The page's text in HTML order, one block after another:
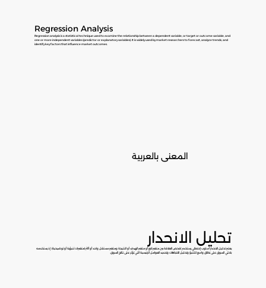
Regression Analysis
Regression analysis is a statistical technique used to examine the relationship between a dependent variable, or target or outcome variable, and
one or more independent variables (predictor or explanatory variables). It is widely used by market researchers to forecast, analyze trends, and
identify key factors that influence market outcomes.
المعنى بالعربية
تحليل الانحدار
يعتبر تحليل الانحدار أسلوب إحصائي يستخدم لفحص العلاقة بين متغير تابع أو متغير الهدف أو النتيجة ومتغير مستقل واحد أو أكثر (متغيرات تنبؤية أو توضيحية). إذ يستخدمه
باحثي السوق على نطاق واسع للتنبؤ وتحليل الاتجاهات وتحديد العوامل الرئيسية التي تؤثر على نتائج السوق.